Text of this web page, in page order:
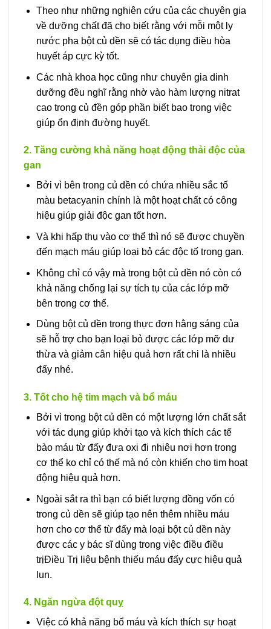
Theo như những nghiên cứu của các chuyên gia
về dưỡng chất đã cho biết rằng với mỗi một ly
nước pha bột củ dền sẽ có tác dụng điều hòa
huyết áp cực kỳ tốt.
Các nhà khoa học cũng như chuyên gia dinh
dưỡng đều nghĩ rằng nhờ vào hàm lượng nitrat
cao trong củ đền góp phần biết bao trong việc
giúp ổn định đường huyết.
2. Tăng cường khả năng hoạt động thải độc của
gan
Bởi vì bên trong củ dền có chứa nhiều sắc tố
màu betacyanin chính là một hoạt chất có công
hiệu giúp giải độc gan tốt hơn.
Và khi hấp thụ vào cơ thể thì nó sẽ được chuyền
đến mạch máu giúp loại bỏ các độc tố trong gan.
Không chỉ có vậy mà trong bột củ dền nó còn có
khả năng chống lại sự tích tụ của các lớp mỡ
bên trong cơ thể.
Dùng bột củ dền trong thực đơn hằng sáng của
sẽ hỗ trợ cho bạn loại bỏ được các lớp mỡ dư
thừa và giảm cân hiệu quả hơn rất chi là nhiều
đấy nhé.
3. Tốt cho hệ tim mạch và bổ máu
Bởi vì trong bột củ dền có một lượng lớn chất sắt
với tác dụng giúp khởi tạo và kích thích các tế
bào máu từ đấy đưa oxi đi nhiêu nơi hơn trong
cơ thể ko chỉ có thế mà nó còn khiến cho tim hoạt
động hiệu quả hơn.
Ngoài sắt ra thì bạn có biết lượng đồng vốn có
trong củ dền sẽ giúp tạo nên thêm nhiều máu
hơn cho cơ thể từ đấy mà loại bột củ dền này
được các y bác sĩ dùng trong việc điều điều
trịĐiều Trị liệu bệnh thiếu máu đấy cực hiệu quả
lun.
4. Ngăn ngừa đột quỵ
Việc có khả năng bổ máu và kích thích sự hoạt